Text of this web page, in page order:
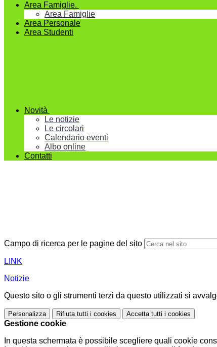
Area Famiglie.
Area Famiglie
Area Personale
Area Studenti
Novità
Le notizie
Le circolari
Calendario eventi
Albo online
Contatti
Campo di ricerca per le pagine del sito
LINK
Notizie
Questo sito o gli strumenti terzi da questo utilizzati si
Personalizza Rifiuta tutti i cookies Accetta tutti i cookies
Gestione cookie
In questa schermata è possibile scegliere quali cookie